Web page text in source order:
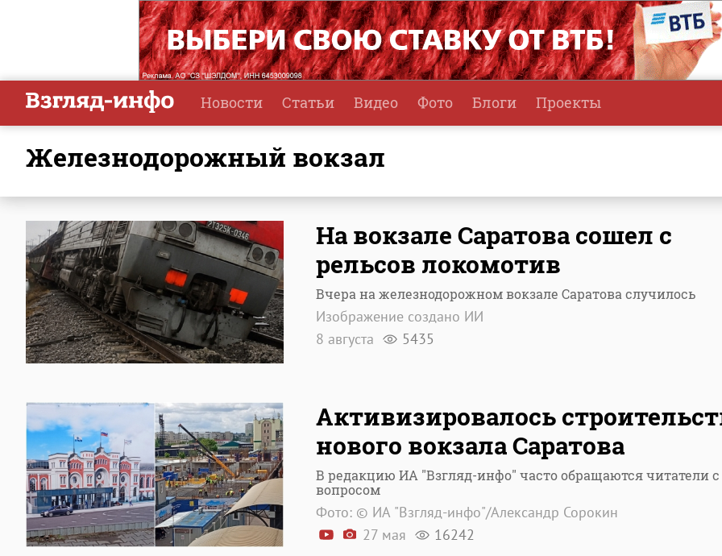
Новости Статьи Видео Фото Блоги Проекты
железнодорожный вокзал
На вокзале Саратова сошел с
рельсов локомотив
Вчера на железнодорожном вокзале Саратова случилось
Изображение создано ИИ
8 августа
5435
Активизировалось
нового вокзала Саратова
В редакцию ИА "Взгляд-инфо" часто обращаются читатели с
вопросом
Фото: © ИА "Взгляд-инфо"/Александр Сорокин
27 мая
16242